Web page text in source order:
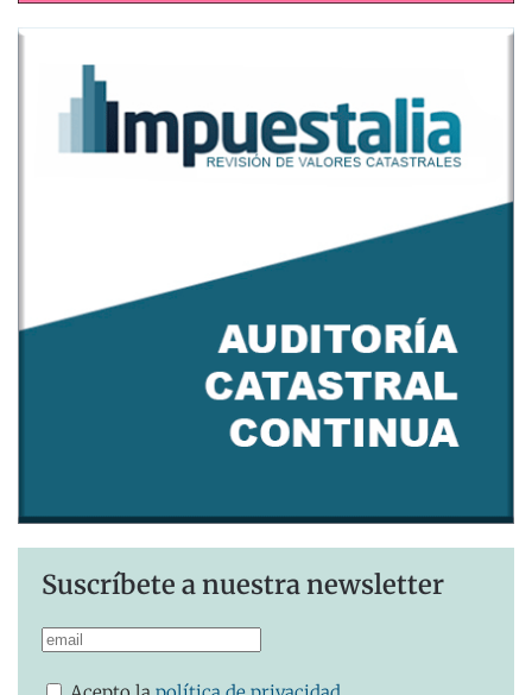
Suscríbete a nuestra newsletter